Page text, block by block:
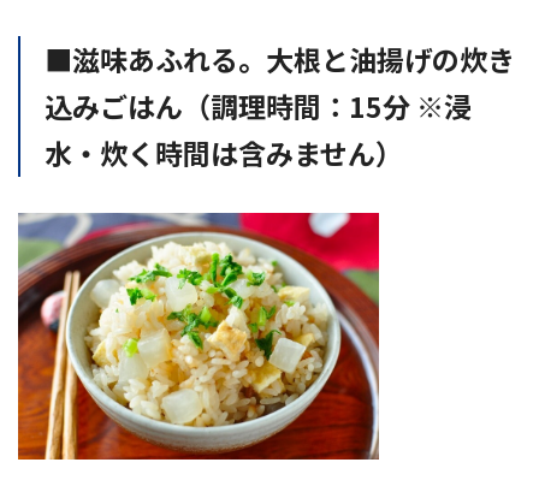
■滋味あふれる。大根と油揚げの炊き
込みごはん（調理時間：15分 ※浸
水・炊く時間は含みません）